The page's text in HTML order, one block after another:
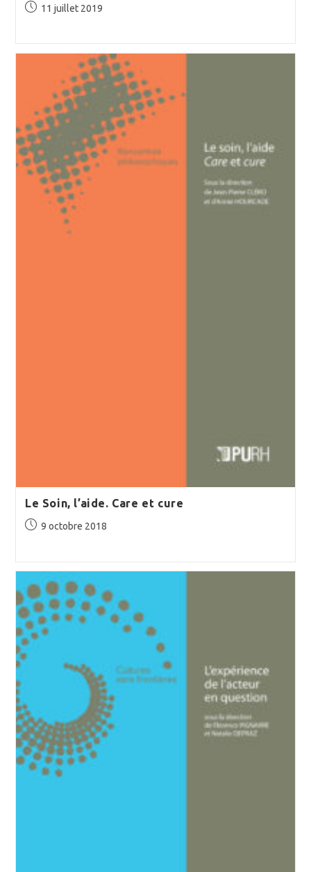
Publication
11 juillet 2019
Le Soin, l’aide. Care et cure
Publication
9 octobre 2018